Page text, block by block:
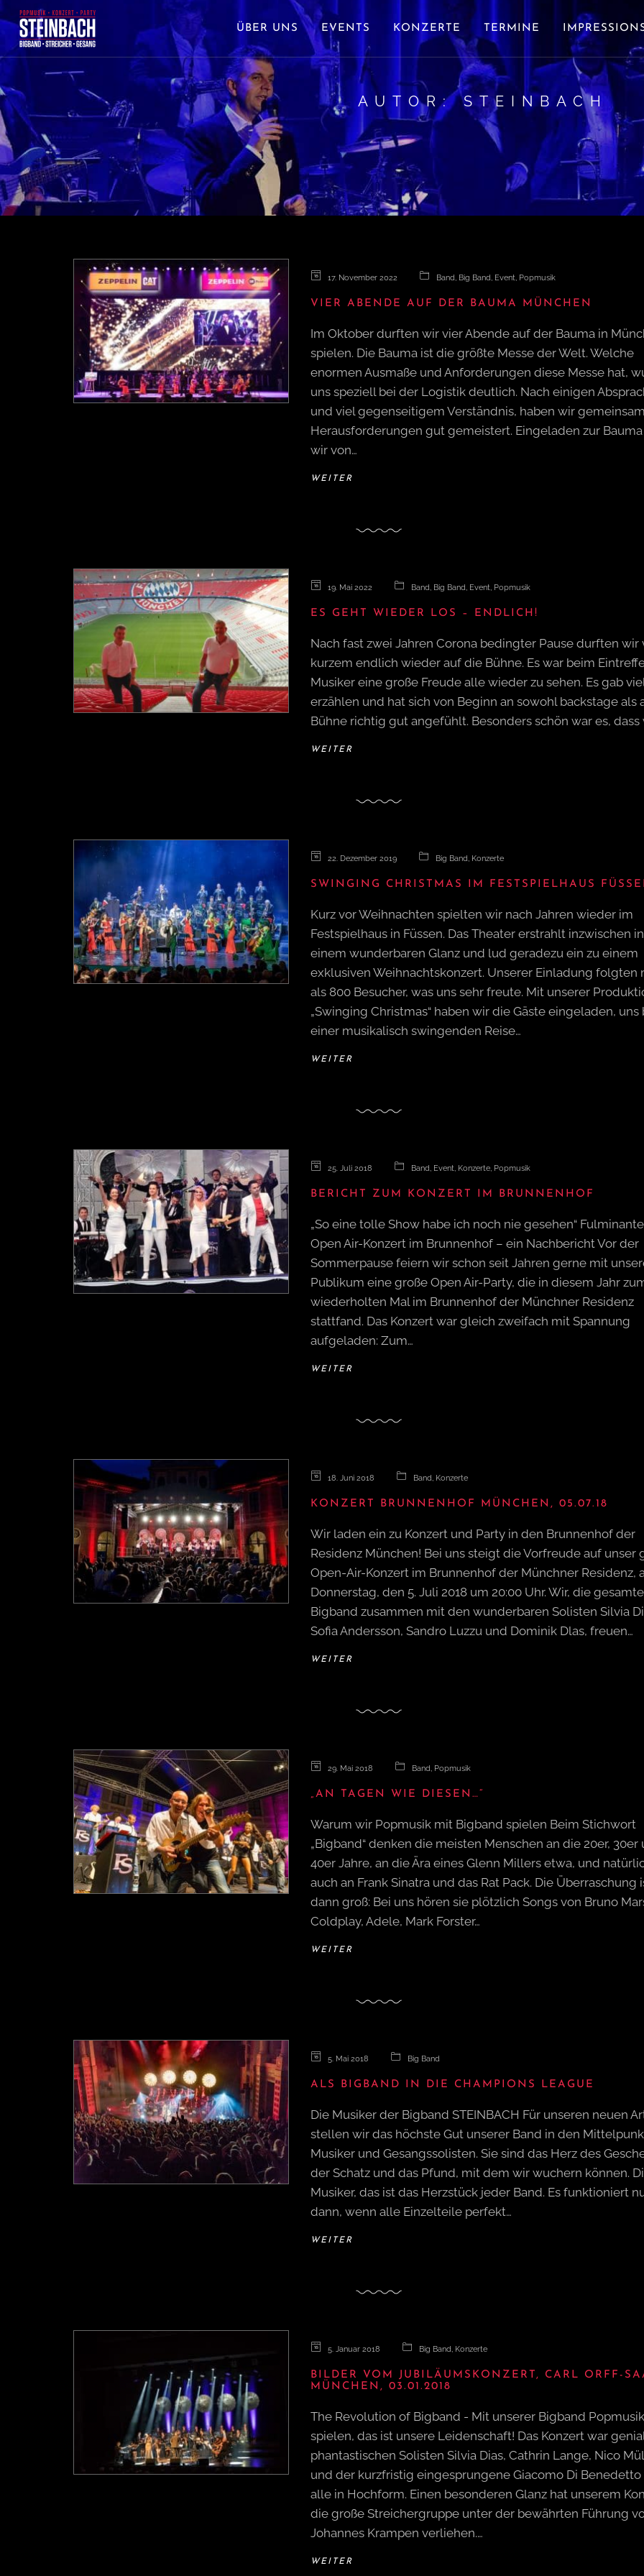
ÜBER UNS EVENTS KONZERTE TERMINE
AUTOR:STEINBACH
17. November 2022 Band, Big Band, Event, Popmusik
VIER ABENDE AUF DER BAUMA MÜNCHEN
Im Oktober durften wir vier Abende auf der Bauma in
spielen. Die Bauma ist die größte Messe der Welt. Welche
enormen Ausmaße und Anforderungen diese Messe hat,
uns speziell bei der Logistik deutlich. Nach einigen
und viel gegenseitigem Verständnis, haben wir
Herausforderungen gut gemeistert. Eingeladen zur
wir von…
WEITER
19. Mai 2022 Band, Big Band, Event, Popmusik
ES GEHT WIEDER LOS – ENDLICH!
Nach fast zwei Jahren Corona bedingter Pause durften wir
kurzem endlich wieder auf die Bühne. Es war beim
Musiker eine große Freude alle wieder zu sehen. Es gab
erzählen und hat sich von Beginn an sowohl backstage als
Bühne richtig gut angefühlt. Besonders schön war es, dass
WEITER
22. Dezember 2019 Big Band, Konzerte
SWINGING CHRISTMAS IM FESTSPIELHAUS
Kurz vor Weihnachten spielten wir nach Jahren wieder im
Festspielhaus in Füssen. Das Theater erstrahlt inzwischen in
einem wunderbaren Glanz und lud geradezu ein zu einem
exklusiven Weihnachtskonzert. Unserer Einladung folgten
als 800 Besucher, was uns sehr freute. Mit unserer
„Swinging Christmas“ haben wir die Gäste eingeladen, uns
einer musikalisch swingenden Reise…
WEITER
25. Juli 2018 Band, Event, Konzerte, Popmusik
BERICHT ZUM KONZERT IM BRUNNENHOF
„So eine tolle Show habe ich noch nie gesehen“
Open Air-Konzert im Brunnenhof – ein Nachbericht Vor der
Sommerpause feiern wir schon seit Jahren gerne mit
Publikum eine große Open Air-Party, die in diesem Jahr
wiederholten Mal im Brunnenhof der Münchner Residenz
stattfand. Das Konzert war gleich zweifach mit Spannung
aufgeladen: Zum…
WEITER
18. Juni 2018 Band, Konzerte
KONZERT BRUNNENHOF MÜNCHEN, 05.07.18
Wir laden ein zu Konzert und Party in den Brunnenhof der
Residenz München! Bei uns steigt die Vorfreude auf unser
Open-Air-Konzert im Brunnenhof der Münchner Residenz,
Donnerstag, den 5. Juli 2018 um 20:00 Uhr. Wir, die gesamte
Bigband zusammen mit den wunderbaren Solisten Silvia
Sofia Andersson, Sandro Luzzu und Dominik Dlas, freuen…
WEITER
29. Mai 2018 Band, Popmusik
„AN TAGEN WIE DIESEN…“
Warum wir Popmusik mit Bigband spielen Beim Stichwort
„Bigband“ denken die meisten Menschen an die 20er, 30er
40er Jahre, an die Ära eines Glenn Millers etwa, und
auch an Frank Sinatra und das Rat Pack. Die Überraschung
dann groß: Bei uns hören sie plötzlich Songs von Bruno
Coldplay, Adele, Mark Forster…
WEITER
5. Mai 2018 Big Band
ALS BIGBAND IN DIE CHAMPIONS LEAGUE
Die Musiker der Bigband STEINBACH Für unseren neuen
stellen wir das höchste Gut unserer Band in den
Musiker und Gesangssolisten. Sie sind das Herz des
der Schatz und das Pfund, mit dem wir wuchern können.
Musiker, das ist das Herzstück jeder Band. Es funktioniert
dann, wenn alle Einzelteile perfekt…
WEITER
5. Januar 2018 Big Band, Konzerte
BILDER VOM JUBILÄUMSKONZERT, CARL ORFF-
MÜNCHEN, 03.01.2018
The Revolution of Bigband - Mit unserer Bigband
spielen, das ist unsere Leidenschaft! Das Konzert war
phantastischen Solisten Silvia Dias, Cathrin Lange, Nico
und der kurzfristig eingesprungene Giacomo Di Benedetto
alle in Hochform. Einen besonderen Glanz hat unserem
die große Streichergruppe unter der bewährten Führung
Johannes Krampen verliehen.…
WEITER